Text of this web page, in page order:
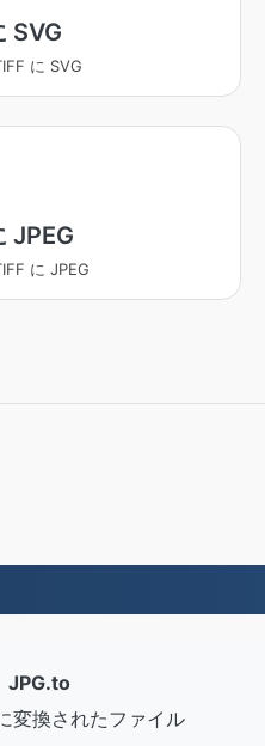
SVG
に SVG
JPEG
に JPEG
JPG.to
変換されたファイル